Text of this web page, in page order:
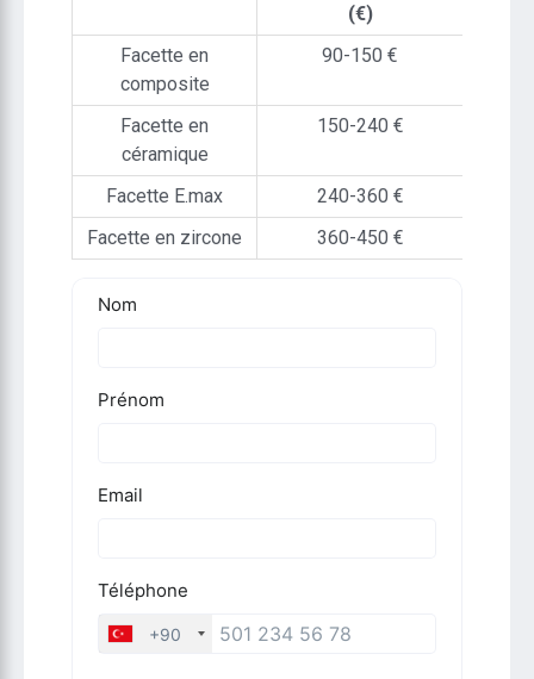
(€)
Facette en
composite
90-150 €
Facette en
céramique
150-240 €
Facette E.max
240-360 €
Facette en zircone
360-450 €